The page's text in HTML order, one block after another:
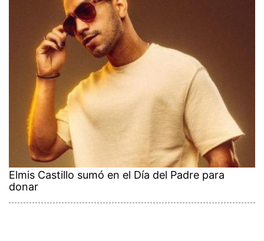
Elmis Castillo sumó en el Día del Padre para
donar